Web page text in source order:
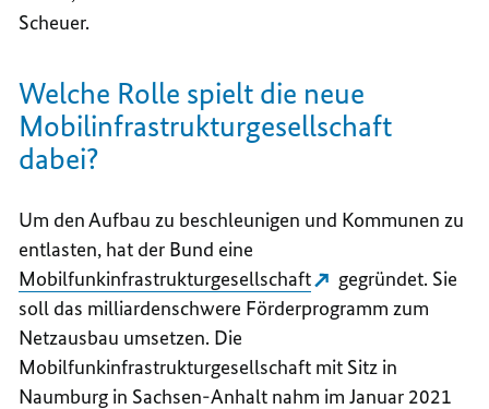
Scheuer.
Welche Rolle spielt die neue
Mobilinfrastrukturgesellschaft
dabei?
Um den Aufbau zu beschleunigen und Kommunen zu
entlasten, hat der Bund eine
Mobilfunkinfrastrukturgesellschaft
gegründet. Sie
soll das milliardenschwere Förderprogramm zum
Netzausbau umsetzen. Die
Mobilfunkinfrastrukturgesellschaft mit Sitz in
Naumburg in Sachsen-Anhalt nahm im Januar 2021